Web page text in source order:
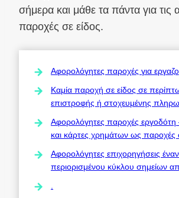
σήμερα και μάθε τα πάντα για τις
παροχές σε είδος.
Αφορολόγητες παροχές για
Καμία παροχή σε είδος σε
επιστροφής ή στοχευμένης
Αφορολόγητες παροχές
και κάρτες χρημάτων ως παροχές
Αφορολόγητες επιχορηγήσεις
περιορισμένου κύκλου σημείων